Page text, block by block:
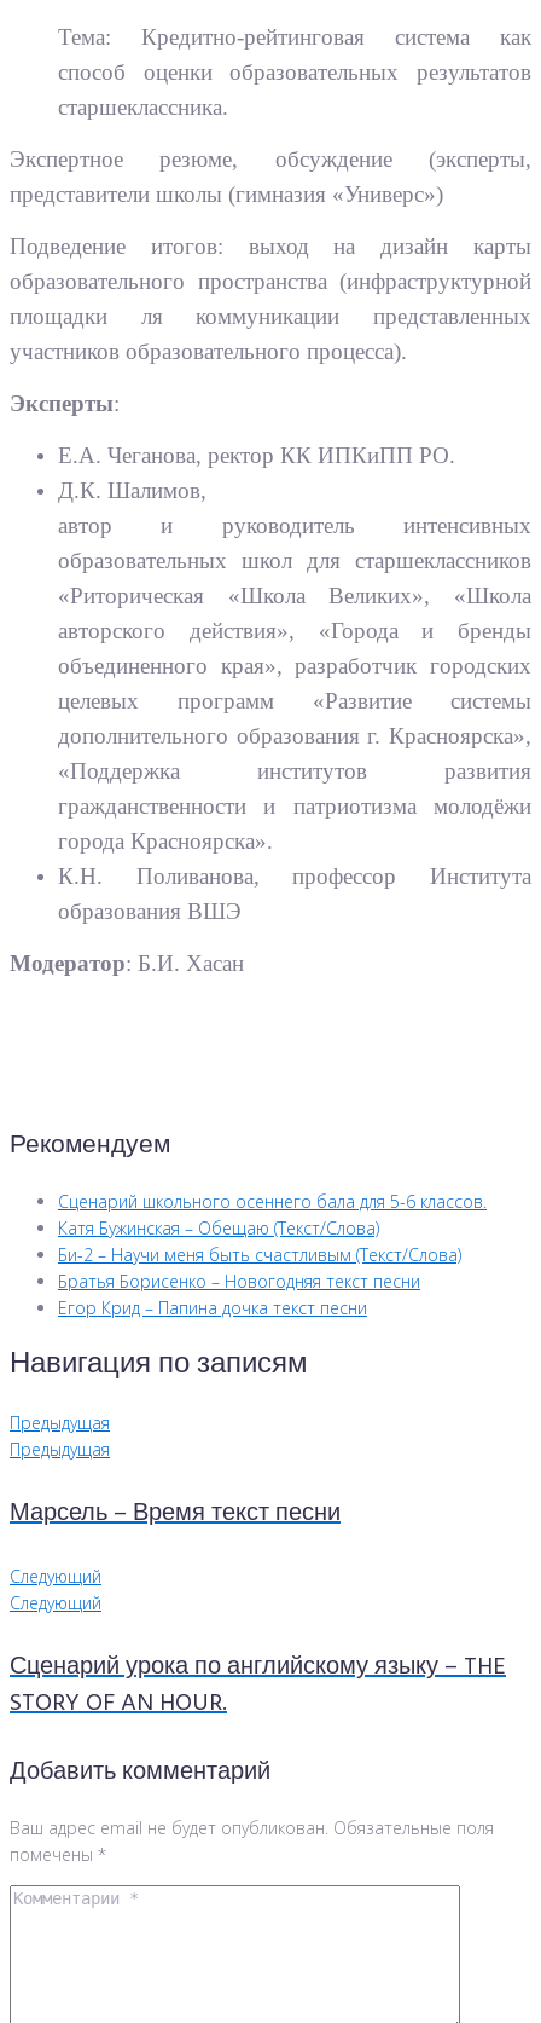
Тема: Кредитно-рейтинговая система как
способ оценки образовательных результатов
старшеклассника.
Экспертное резюме, обсуждение (эксперты,
представители школы (гимназия «Универс»)
Подведение итогов: выход на дизайн карты
образовательного пространства (инфраструктурной
площадки ля коммуникации представленных
участников образовательного процесса).
Эксперты:
Е.А. Чеганова, ректор КК ИПКиПП РО.
Д.К. Шалимов,
автор и руководитель интенсивных
образовательных школ для старшеклассников
«Риторическая «Школа Великих», «Школа
авторского действия», «Города и бренды
объединенного края», разработчик городских
целевых программ «Развитие системы
дополнительного образования г. Красноярска»,
«Поддержка институтов развития
гражданственности и патриотизма молодёжи
города Красноярска».
К.Н. Поливанова, профессор Института
образования ВШЭ
Модератор: Б.И. Хасан
Рекомендуем
Сценарий школьного осеннего бала для 5-6 классов.
Катя Бужинская – Обещаю (Текст/Слова)
Би-2 – Научи меня быть счастливым (Текст/Слова)
Братья Борисенко – Новогодняя текст песни
Егор Крид – Папина дочка текст песни
Навигация по записям
Предыдущая
Предыдущая
Марсель – Время текст песни
Следующий
Следующий
Сценарий урока по английскому языку – THE
STORY OF AN HOUR.
Добавить комментарий
Ваш адрес email не будет опубликован. Обязательные поля
помечены *